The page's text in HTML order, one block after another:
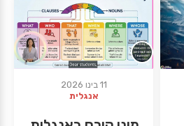
11 בינו 2026
אנגלית